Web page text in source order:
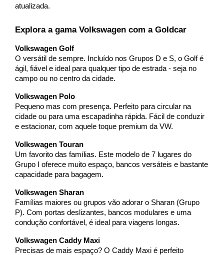
atualizada.
Explora a gama Volkswagen com a Goldcar
Volkswagen Golf
O versátil de sempre. Incluído nos Grupos D e S, o Golf é
ágil, fiável e ideal para qualquer tipo de estrada - seja no
campo ou no centro da cidade.
Volkswagen Polo
Pequeno mas com presença. Perfeito para circular na
cidade ou para uma escapadinha rápida. Fácil de conduzir
e estacionar, com aquele toque premium da VW.
Volkswagen Touran
Um favorito das famílias. Este modelo de 7 lugares do
Grupo I oferece muito espaço, bancos versáteis e bastante
capacidade para bagagem.
Volkswagen Sharan
Famílias maiores ou grupos vão adorar o Sharan (Grupo
P). Com portas deslizantes, bancos modulares e uma
condução confortável, é ideal para viagens longas.
Volkswagen Caddy Maxi
Precisas de mais espaço? O Caddy Maxi é perfeito